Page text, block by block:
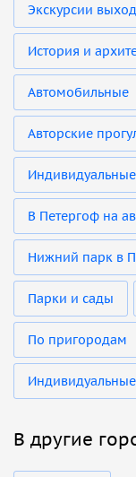
Экскурсии
История и
Автомобильные
Авторские
В Петергоф на
Нижний парк в
Парки и сады
По пригородам
В другие